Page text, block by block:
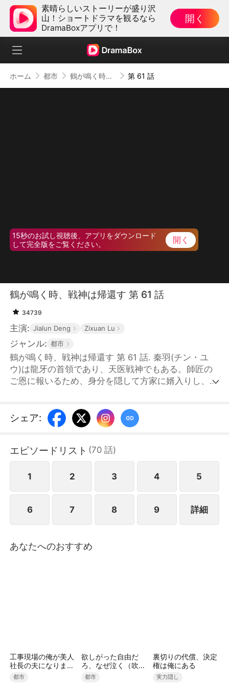
素晴らしいストーリーが盛り沢
山！ショートドラマを観るなら
DramaBoxアプリで！
開く
ホーム 都市 鶴が鳴く時、戦神は帰還す 第 61 話
15秒のお試し視聴後、アプリをダウンロード
して完全版をご覧ください。
開く
鶴が鳴く時、戦神は帰還す 第 61 話
34739
主演: Jialun Deng Zixuan Lu
ジャンル: 都市
鶴が鳴く時、戦神は帰還す 第 61 話. 秦羽(チン・ユ
ウ)は龍牙の首領であり、天医戦神でもある。師匠の
ご恩に報いるため、身分を隠して方家に婿入りし、警
ンユエン)に浮気されただけでなく、方家親子揃って
母を死に追い詰められた。方家から散々屈辱を受けた
の正体を明かした。龍牙の戦士たちがひれ伏す中、彼
は強硬に離婚を宣言し、方家への復讐を始めた。その
後、秦羽は五年前に仕組まれた一夜の過ちによって、
ショウウイ)は未婚のまま妊娠したことで家族に見捨
てられ、一人で娘を育てながら苦しい生活を送ってい
た。秦羽は再び警備員に扮し、偽装結婚という形で夏
の日々が始まった――
シェア:
エピソードリスト (70 話)
1 2 3 4 5
6 7 8 9 詳細
あなたへのおすすめ
工事現場の俺が美人
社長の夫になりまし
た
都市
欲しがった自由だ
ろ、なぜ泣く（吹き
替え）
都市
裏切りの代償、決定
権は俺にある
実力隠し